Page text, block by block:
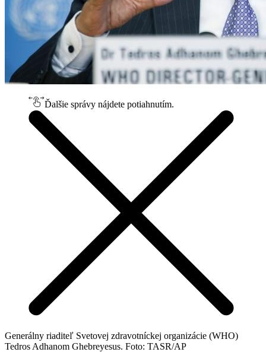
Ďalšie správy nájdete potiahnutím.
Generálny riaditeľ Svetovej zdravotníckej organizácie (WHO)
Tedros Adhanom Ghebreyesus. Foto: TASR/AP